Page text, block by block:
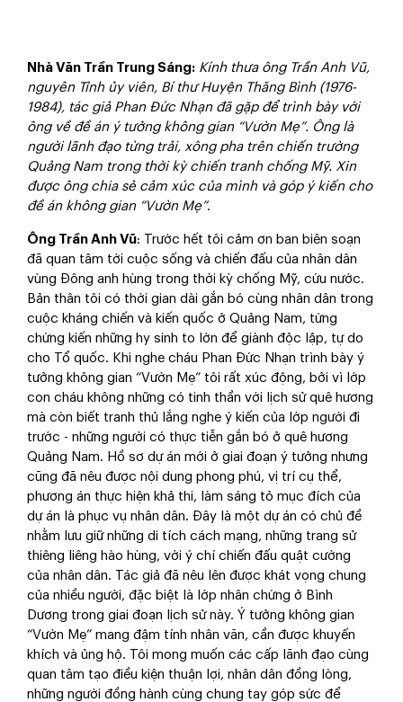
Nhà Văn Trần Trung Sáng: Kính thưa ông Trần Anh Vũ,
nguyên Tỉnh ủy viên, Bí thưHuyện Thăng Bình (1976-
1984), tác giả Phan Đức Nhạn đã gặp để trình bày với
ông về đề án ý tưởng không gian “Vườn Mẹ”. Ông là
người lãnh đạo từng trải, xông pha trên chiến trường
Quảng Nam trong thời kỳ chiến tranh chống Mỹ. Xin
đượcông chia sẻ cảm xúc của mình và góp ý kiến cho
đề án không gian “Vườn Mẹ”.
Ông Trần Anh Vũ: Trước hết tôi cảm ơn ban biên soạn
đã quan tâm tới cuộc sống và chiến đấu của nhân dân
vùng Đông anh hùng trong thời kỳ chống Mỹ, cứu nước.
Bản thân tôi có thời gian dài gắn bó cùng nhân dân trong
cuộc kháng chiến và kiến quốc ở Quảng Nam, từng
chứng kiến những hy sinh to lớn để giành độc lập, tự do
cho Tổ quốc. Khi nghe cháu Phan Đức Nhạn trình bày ý
tưởng không gian “Vườn Mẹ” tôi rất xúc động, bởi vì lớp
con cháu không những có tinh thần với lịch sử quê hương
mà còn biết tranh thủ lắng nghe ý kiến của lớp người đi
trước - những người có thực tiễn gắn bó ở quê hương
Quảng Nam. Hồ sơ dự án mới ở giai đoạn ý tưởng nhưng
cũng đã nêu được nội dung phong phú, vị trí cụ thể,
phương án thực hiện khả thi, làm sáng tỏ mục đích của
dự án là phục vụ nhân dân. Đây là một dự án có chủ đề
nhằm lưu giữ những di tích cách mạng, những trang sử
thiêng liêng hào hùng, với ý chí chiến đấu quật cường
của nhân dân. Tác giả đã nêu lên được khát vọng chung
của nhiều người, đặc biệt là lớp nhân chứng ở Bình
Dương trong giai đoạn lịch sử này. Ý tưởng không gian
“Vườn Mẹ” mang đậm tính nhân văn, cần được khuyến
khích và ủng hộ. Tôi mong muốn các cấp lãnh đạo cùng
quan tâm tạo điều kiện thuận lợi, nhân dân đồng lòng,
những người đồng hành cùng chung tay góp sức để